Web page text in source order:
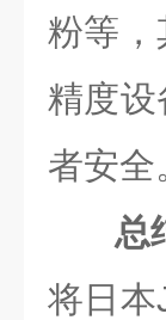
粉等
精度
者安全
总
将日本